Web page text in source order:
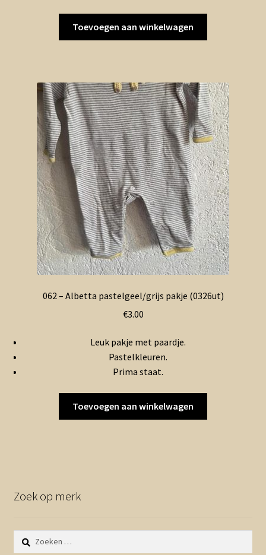
Toevoegen aan winkelwagen
062 – Albetta pastelgeel/grijs pakje (0326ut)
€3.00
Leuk pakje met paardje.
Pastelkleuren.
Prima staat.
Toevoegen aan winkelwagen
Zoek op merk
Zoeken
naar: